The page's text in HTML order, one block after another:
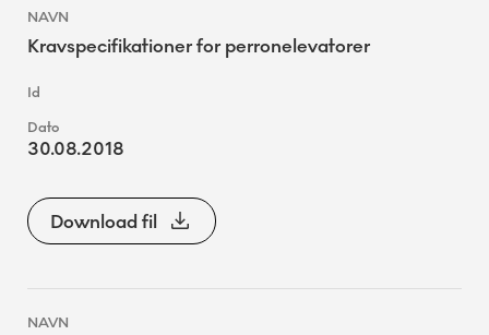
Kravspecifikationer for perronelevatorer
30.08.2018
Download fil